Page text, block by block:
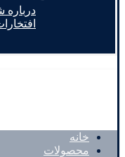
خانه
محصولات